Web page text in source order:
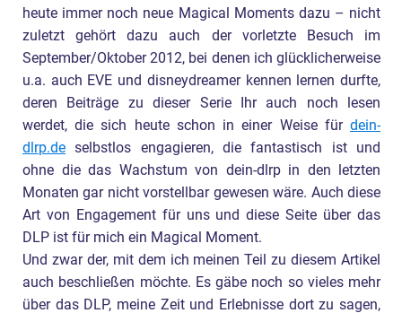
heute immer noch neue Magical Moments dazu – nicht
zuletzt gehört dazu auch der vorletzte Besuch im
September/Oktober 2012, bei denen ich glücklicherweise
u.a. auch EVE und disneydreamer kennen lernen durfte,
deren Beiträge zu dieser Serie Ihr auch noch lesen
werdet, die sich heute schon in einer Weise für dein-
dlrp.de selbstlos engagieren, die fantastisch ist und
ohne die das Wachstum von dein-dlrp in den letzten
Monaten gar nicht vorstellbar gewesen wäre. Auch diese
Art von Engagement für uns und diese Seite über das
DLP ist für mich ein Magical Moment.
Und zwar der, mit dem ich meinen Teil zu diesem Artikel
auch beschließen möchte. Es gäbe noch so vieles mehr
über das DLP, meine Zeit und Erlebnisse dort zu sagen,